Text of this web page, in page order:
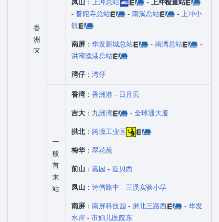
香
洲
区
凤山 ： 上冲总站 -
上冲检查站
- 普陀寺总站 - 南溪总站 -
上冲小
镇
南屏 ： 华发新城总站 - 南湾总站
-
洪湾渔港总站
湾仔 ： 湾仔
一
般
首
末
站
香湾 ： 香洲港 - 日月贝
吉大 ： 九洲湾 - 全球通大厦
拱北： 跨境工业区
梅华： 翠花苑
前山 ： 嘉园 - 造贝西
凤山 ： 诗僧路中 - 三溪实验小学
南屏 ： 南屏科技园 - 屏北三路西 - 华发
水岸 - 市妇儿医院东